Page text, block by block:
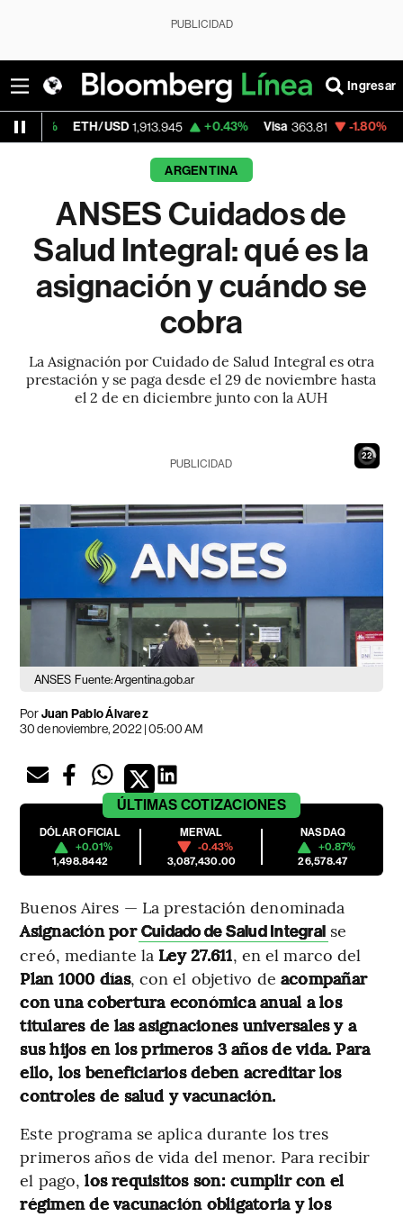
PUBLICIDAD
Ingresar
ETH/USD 1,913.945 +0.43% Visa 363.81 -1.80%
ARGENTINA
ANSES Cuidados de
Salud Integral: qué es la
asignación y cuándo se
cobra
La Asignación por Cuidado de Salud Integral es otra
prestación y se paga desde el 29 de noviembre hasta
el 2 de en diciembre junto con la AUH
21
PUBLICIDAD
ANSES Fuente: Argentina.gob.ar
PorJuan Pablo Álvarez
30 de noviembre, 2022 | 05:00 AM
ÚLTIMAS COTIZACIONES
DÓLAR OFICIAL
+0.01%
1,498.8442
MERVAL
-0.43%
3,087,430.00
NASDAQ
+0.87%
26,578.47
Buenos Aires — La prestación denominada
Asignación por Cuidado de Salud Integral se
creó, mediante la Ley 27.611, en el marco del
Plan 1000 días, con el objetivo de acompañar
con una cobertura económica anual a los
titulares de las asignaciones universales y a
sus hijos en los primeros 3 años de vida. Para
ello, los beneficiarios deben acreditar los
controles de salud y vacunación.
Este programa se aplica durante los tres
primeros años de vida del menor. Para recibir
el pago,los requisitos son: cumplir con el
régimen de vacunación obligatoria y los